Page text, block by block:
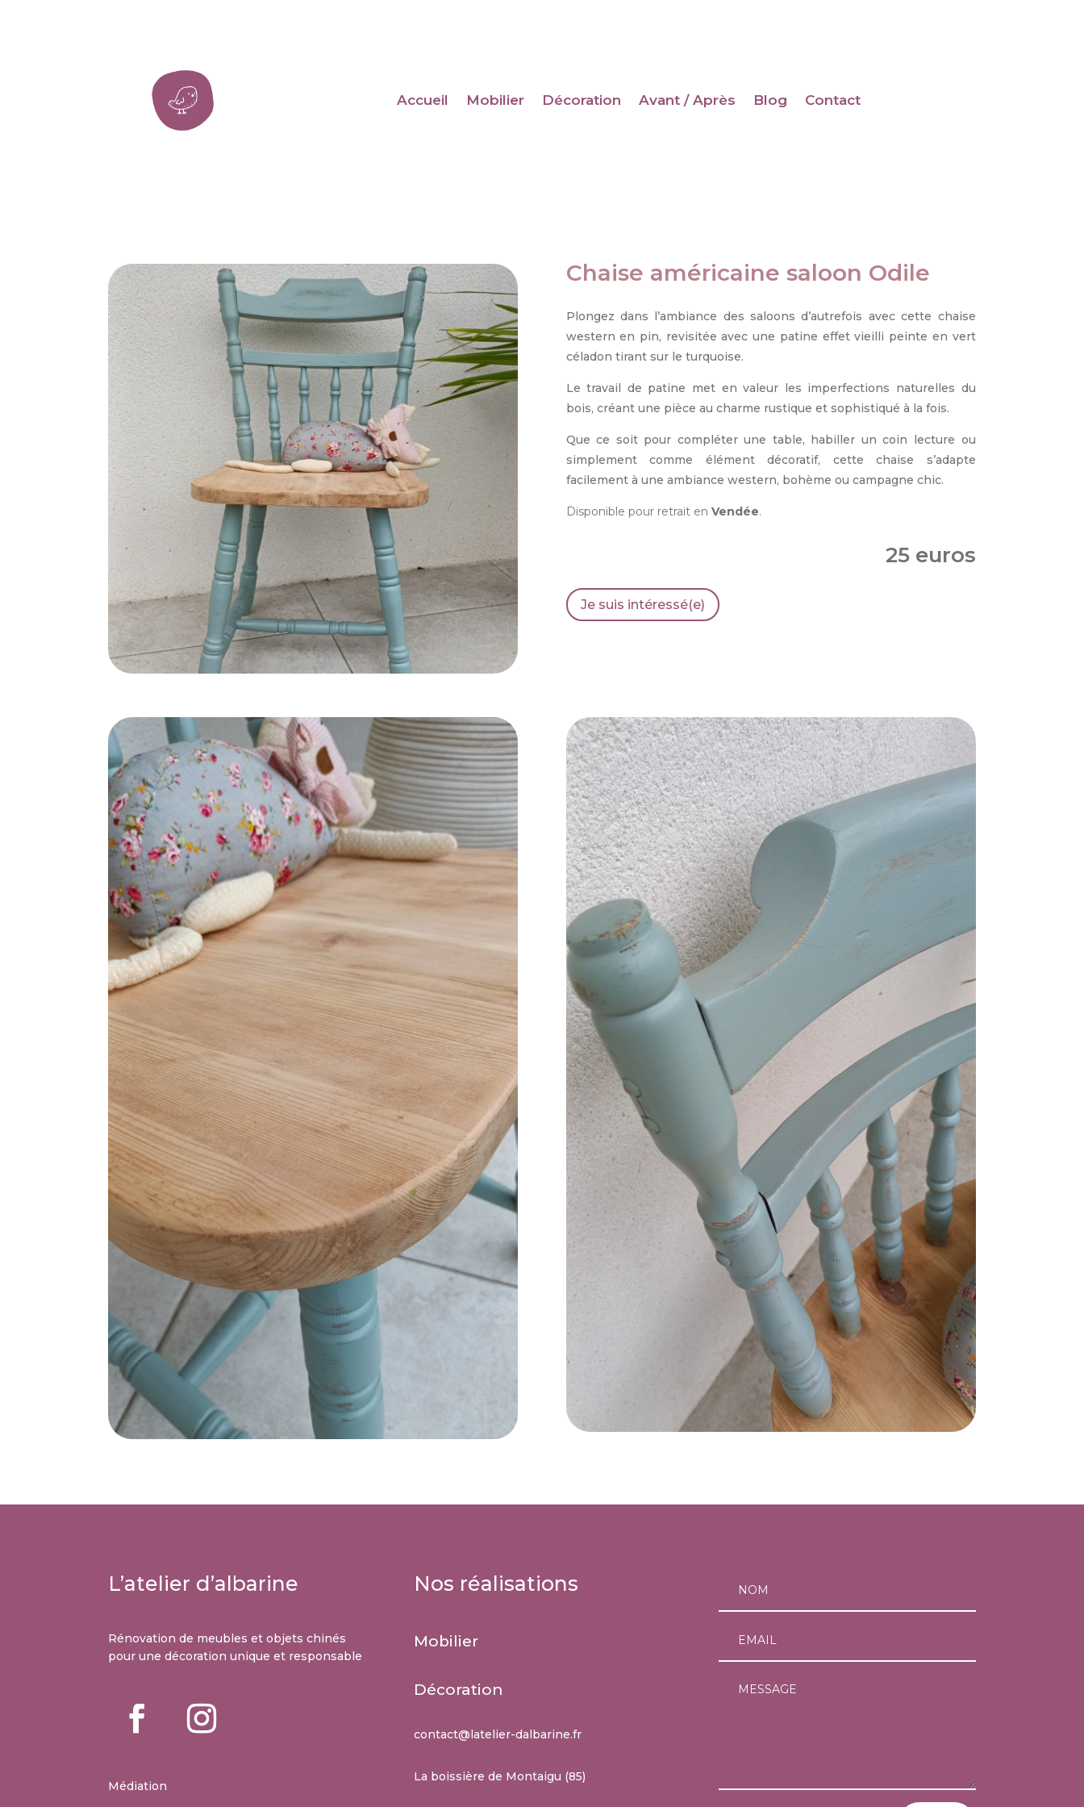
Accueil Mobilier Décoration Avant / Après Blog Contact
Chaise américaine saloon Odile
Plongez dans l’ambiance des saloons d’autrefois avec cette chaise
western en pin, revisitée avec une patine effet vieilli peinte en vert
céladon tirant sur le turquoise.
Le travail de patine met en valeur les imperfections naturelles du
bois, créant une pièce au charme rustique et sophistiqué à la fois.
Que ce soit pour compléter une table, habiller un coin lecture ou
simplement comme élément décoratif, cette chaise s’adapte
facilement à une ambiance western, bohème ou campagne chic.
Disponible pour retrait en Vendée.
25 euros
Je suis intéressé(e)
L’atelier d’albarine
Rénovation de meubles et objets chinés
pour une décoration unique et responsable
Médiation
Nos réalisations
Mobilier
Décoration
contact@latelier-dalbarine.fr
La boissière de Montaigu (85)